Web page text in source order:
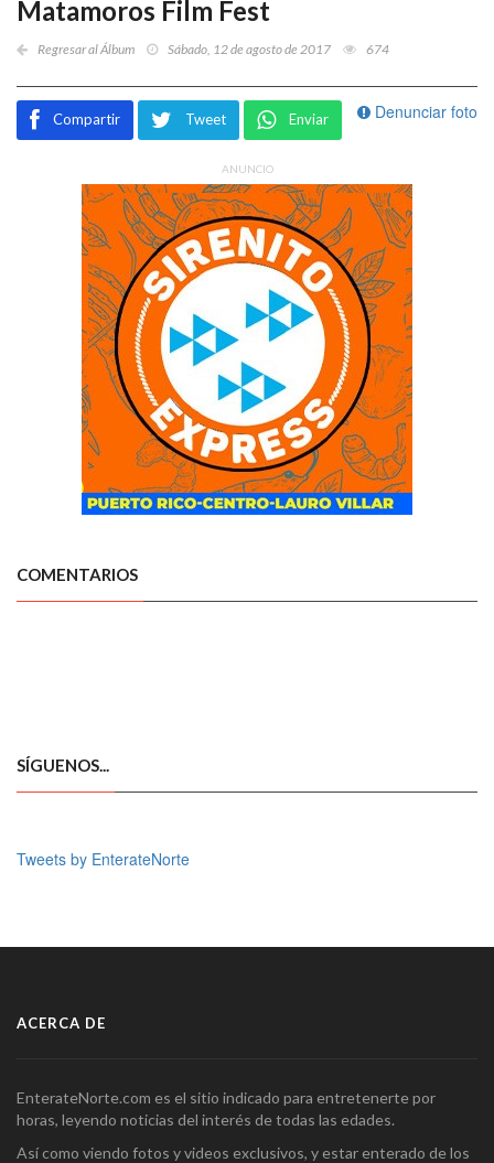
Matamoros Film Fest
Regresar al Álbum Sábado, 12 de agosto de 2017 674
Denunciar foto
Compartir Tweet Enviar
ANUNCIO
COMENTARIOS
SÍGUENOS...
Tweets by EnterateNorte
ACERCA DE
EnterateNorte.com es el sitio indicado para entretenerte por
horas, leyendo noticias del interés de todas las edades.
Así como viendo fotos y videos exclusivos, y estar enterado de los